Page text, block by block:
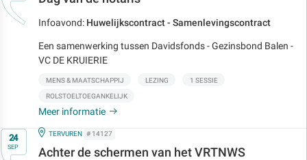
Infoavond: Huwelijkscontract - Samenlevingscontract
Een samenwerking tussen Davidsfonds - Gezinsbond Balen -
VC DE KRUIERIE
MENS & MAATSCHAPPIJ LEZING 1 SESSIE
ROLSTOELTOEGANKELIJK
Meer informatie
Op24
SEP
IN
TERVUREN # 14127
Achter de schermen van het VRTNWS